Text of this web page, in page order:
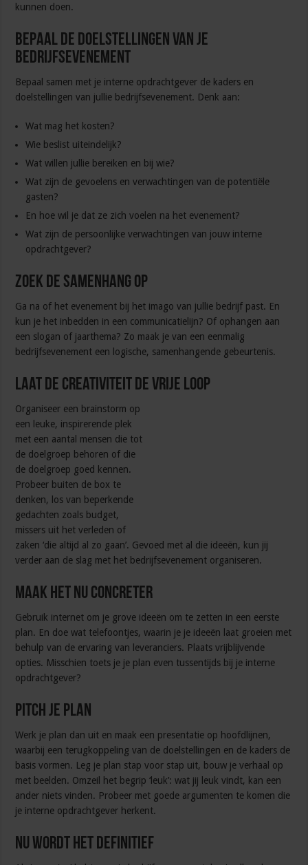
kunnen doen.
Bepaal de doelstellingen van je
bedrijfsevenement
Bepaal samen met je interne opdrachtgever de kaders en
doelstellingen van jullie bedrijfsevenement. Denk aan:
Wat mag het kosten?
Wie beslist uiteindelijk?
Wat willen jullie bereiken en bij wie?
Wat zijn de gevoelens en verwachtingen van de potentiële
gasten?
En hoe wil je dat ze zich voelen na het evenement?
Wat zijn de persoonlijke verwachtingen van jouw interne
opdrachtgever?
Zoek de samenhang op
Ga na of het evenement bij het imago van jullie bedrijf past. En
kun je het inbedden in een communicatielijn? Of ophangen aan
een slogan of jaarthema? Zo maak je van een eenmalig
bedrijfsevenement een logische, samenhangende gebeurtenis.
Laat de creativiteit de vrije loop
Organiseer een brainstorm op
een leuke, inspirerende plek
met een aantal mensen die tot
de doelgroep behoren of die
de doelgroep goed kennen.
Probeer buiten de box te
denken, los van beperkende
gedachten zoals budget,
missers uit het verleden of
zaken ‘die altijd al zo gaan’. Gevoed met al die ideeën, kun jij
verder aan de slag met het bedrijfsevenement organiseren.
Maak het nu concreter
Gebruik internet om je grove ideeën om te zetten in een eerste
plan. En doe wat telefoontjes, waarin je je ideeën laat groeien met
behulp van de ervaring van leveranciers. Plaats vrijblijvende
opties. Misschien toets je je plan even tussentijds bij je interne
opdrachtgever?
Pitch je plan
Werk je plan dan uit en maak een presentatie op hoofdlijnen,
waarbij een terugkoppeling van de doelstellingen en de kaders de
basis vormen. Leg je plan stap voor stap uit, bouw je verhaal op
met beelden. Omzeil het begrip ‘leuk’: wat jij leuk vindt, kan een
ander niets vinden. Probeer met goede argumenten te komen die
je interne opdrachtgever herkent.
Nu wordt het definitief